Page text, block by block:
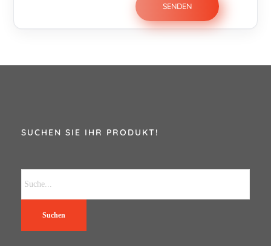
SUCHEN SIE IHR PRODUKT!
Suchen